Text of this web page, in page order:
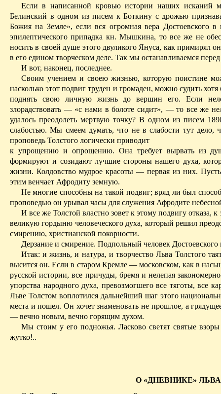
Если в написанной кровью истории наших исканий
Белинский в одном из писем к Боткину с дрожью
Божия на Земле», если вся огромная вера Достоевского
эпилептического припадка кн. Мышкина, то все же не
носить в своей душе этого двуликого Януса, как примирял
в его едином творческом деле. Так мы останавливаемся
И вот, наконец, последнее.
Своим учением и своею жизнью, которую поистине
насколько этот подвиг труден и громаден, можно судить
поднять свою личную жизнь до вершин его. Если
злорадствовать — «с нами в болоте сидит», — то все же
удалось преодолеть мертвую точку? В одном из писем
слабостью. Мы смеем думать, что не в слабости тут дело,
проповедь Толстого логически приводит
к упрощению и опрощению. Она требует вырвать из
формируют и созидают лучшие стороны нашего духа,
жизни. Колдовство мудрое красоты — первая из них.
этим венчает Афродиту земную.
Не многие способны на такой подвиг; вряд ли был
проповедью он урывал часы для служения Афродите
И все же Толстой властно зовет к этому подвигу
великую гордыню человеческого духа, который решил
смирению, христианской покорности.
Дерзание и смирение. Подпольный человек Достоевского
Итак: и жизнь, и натура, и творчество Льва Толстого
высится он.Если в старом Кремле — московском, как в
русской истории, все причуды, бремя и нелепая
упорства народного духа, превозмогшего все тяготы,
Льве Толстом воплотился дальнейший шаг этого
места и пошел. Он хочет знаменовать не прошлое, а
— вечно новым, вечно горящим духом.
Мы стоим у его подножья. Ласково светят святые
жутко!..
О «ДНЕВНИКЕ»